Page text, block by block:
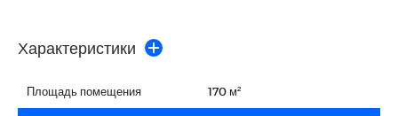
Характеристики
Площадь помещения 170 м²